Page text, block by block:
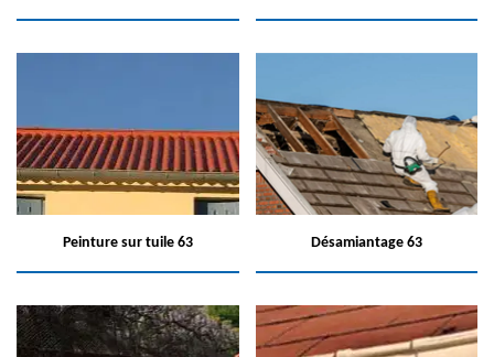
Peinture sur tuile 63 Désamiantage 63